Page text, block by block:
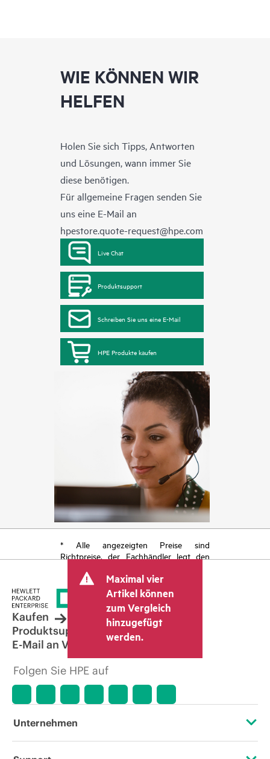
WIE KÖNNEN WIR
HELFEN
Holen Sie sich Tipps, Antworten
und Lösungen, wann immer Sie
diese benötigen.
Für allgemeine Fragen senden Sie
uns eine E-Mail an
hpestore.quote-request@hpe.com
Live Chat
Produktsupport
Schreiben Sie uns eine E-Mail
HPE Produkte kaufen
* Alle angezeigten Preise sind
Richtpreise, der Fachhändler legt den
kann weitere Gebühren wie
Mehrwertsteuer und Versandkosten
berücksichtigen. Der vom Fachhändler
festgelegte Transaktionspreis kann von
dem anderer Fachhändler und dem
angezeigten Richtpreis abweichen. Die
Richtpreise können zeitlich begrenzte
Sonderangebote enthalten. HPE behält
sich das Recht vor, jederzeit
Marktbedingungen, der Einstellung von
Produktverfügbarkeit, dem Ende der
Lebensdauer von Werbeaktionen und
Maximal vier
Artikel können
zum Vergleich
hinzugefügt
werden.
Kaufen
Produktsupport
E-Mail an Vertrieb
Folgen Sie HPE auf
Unternehmen
Über HPE